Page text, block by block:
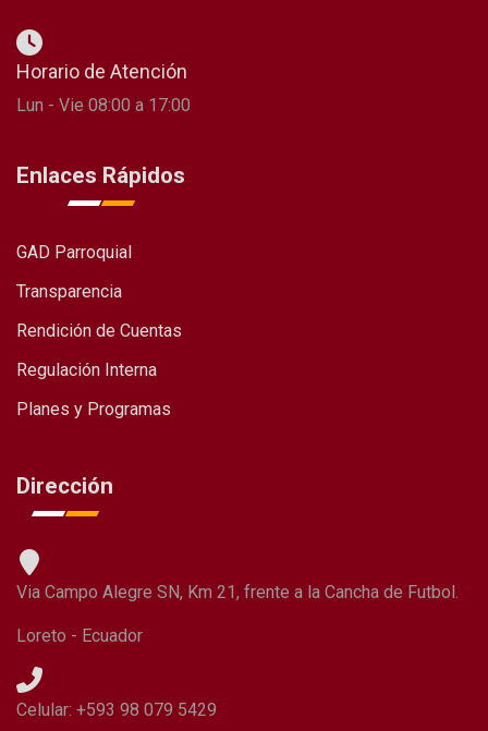
Horario de Atención
Lun - Vie 08:00 a 17:00
Enlaces Rápidos
GAD Parroquial
Transparencia
Rendición de Cuentas
Regulación Interna
Planes y Programas
Dirección
Via Campo Alegre SN, Km 21, frente a la Cancha de Futbol.
Loreto - Ecuador
Celular: +593 98 079 5429